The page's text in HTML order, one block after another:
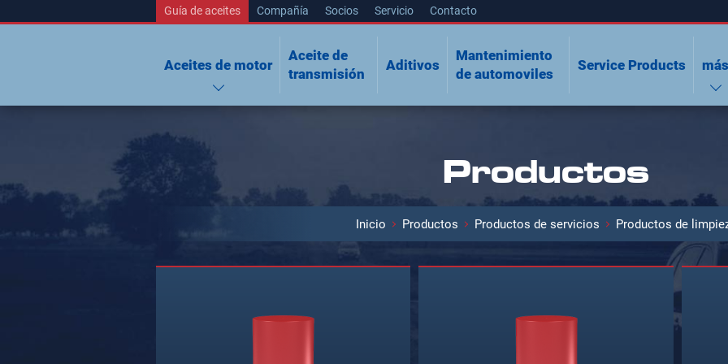
Guía de aceites Compañía Socios Servicio Contacto
Aceites de motor
Aceite de
transmisión
Aditivos
Mantenimiento
de automoviles
Service Products más
Productos
Inicio Productos Productos de servicios Productos de